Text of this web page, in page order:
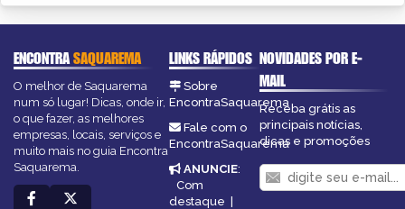
ENCONTRASAQUAREMA
O melhor de Saquarema
num só lugar! Dicas, onde ir,
o que fazer, as melhores
empresas, locais, serviços e
muito mais no guia Encontra
Saquarema.
LINKS RÁPIDOS
Sobre
EncontraSaquarema
Fale com o
EncontraSaquarema
ANUNCIE:
Com
destaque |
NOVIDADES POR E-
MAIL
Receba grátis as
principais notícias,
dicas e promoções